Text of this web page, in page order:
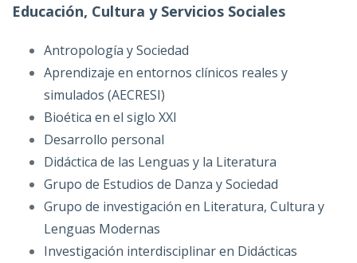
Educación, Cultura y Servicios Sociales
Antropología y Sociedad
Aprendizaje en entornos clínicos reales y
simulados (AECRESI)
Bioética en el siglo XXI
Desarrollo personal
Didáctica de las Lenguas y la Literatura
Grupo de Estudios de Danza y Sociedad
Grupo de investigación en Literatura, Cultura y
Lenguas Modernas
Investigación interdisciplinar en Didácticas